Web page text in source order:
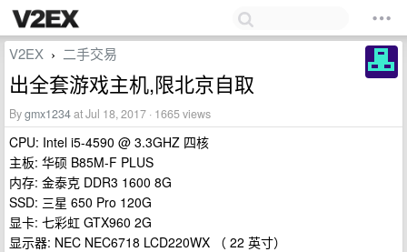
V2EX › 二手交易
出全套游戏主机,限北京自取
Bygmx1234at Jul 18, 2017 · 1665 views
CPU: Intel i5-4590 @ 3.3GHZ 四核
主板: 华硕 B85M-F PLUS
内存: 金泰克 DDR3 1600 8G
SSD: 三星 650 Pro 120G
显卡: 七彩虹 GTX960 2G
显示器: NEC NEC6718 LCD220WX （ 22 英寸）